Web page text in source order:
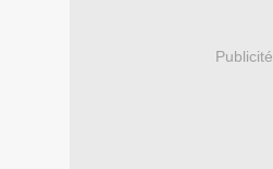
Publicité